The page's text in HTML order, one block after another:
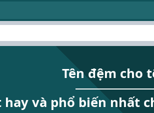
Tên đệm cho
và phổ biến nhất